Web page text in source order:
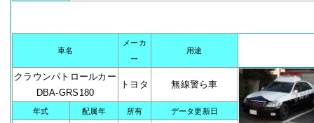
車名
メーカ
ー
用途
クラウンパトロールカー
DBA-GRS180
トヨタ 無線警ら車
年式 配属年 所有 データ更新日